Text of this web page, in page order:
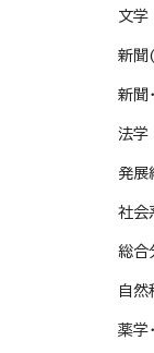
文
新
新聞
法
発展
社
総
自然
薬学